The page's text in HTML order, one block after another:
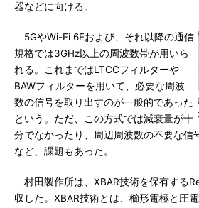
器などに向ける。
5GやWi-Fi 6Eおよび、それ以降の通信
規格では3GHz以上の周波数帯が用いら
れる。これまではLTCCフィルターや
BAWフィルターを用いて、必要な周波
数の信号を取り出すのが一般的であった
という。ただ、この方式では減衰量が十
分でなかったり、周辺周波数の不要な信
など、課題もあった。
村田製作所は、XBAR技術を保有する
収した。XBAR技術とは、櫛形電極と圧